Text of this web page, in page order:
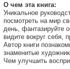
О чем эта книга:
Уникальное
посмотреть на мир
день, фантазируйте
видите вокруг себя,
Автор книги
знаменитые
Чем улучшить